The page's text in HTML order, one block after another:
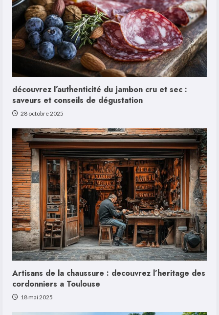
découvrez l’authenticité du jambon cru et sec :
saveurs et conseils de dégustation
28 octobre 2025
Artisans de la chaussure : decouvrez l’heritage des
cordonniers a Toulouse
18 mai 2025